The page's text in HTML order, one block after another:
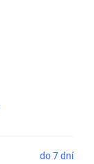
do 7 dní